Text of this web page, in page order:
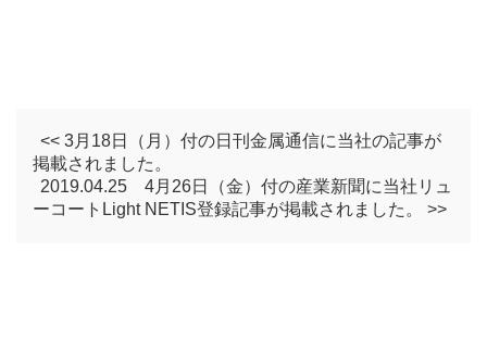
<< 3月18日（月）付の日刊金属通信に当社の記事が
掲載されました。
2019.04.25 4月26日（金）付の産業新聞に当社リュ
ーコートLight NETIS登録記事が掲載されました。 >>